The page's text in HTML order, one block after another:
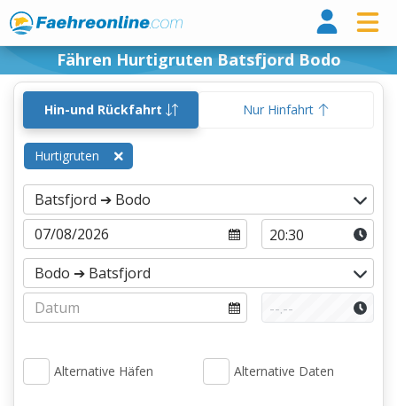
Fähren Hurtigruten Batsfjord Bodo
Hin-und Rückfahrt Nur Hinfahrt
Hurtigruten
Alternative Häfen Alternative Daten